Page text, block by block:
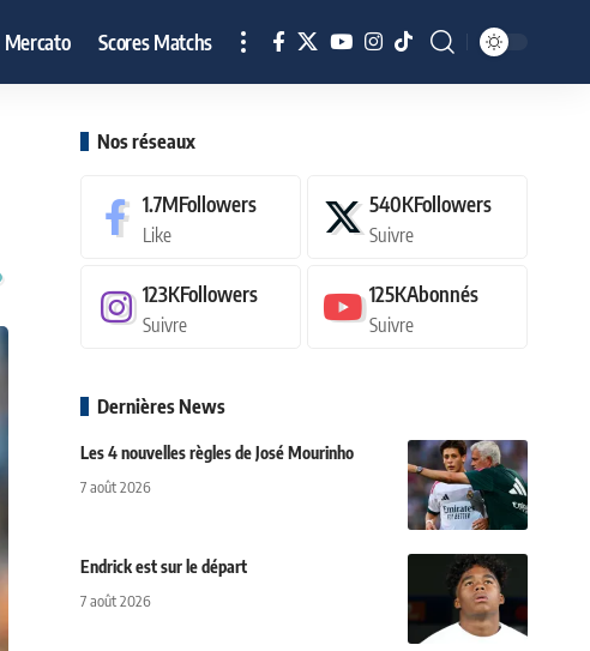
Mercato Scores Matchs
Nos réseaux
1.7MFollowers
Like
540KFollowers
Suivre
123KFollowers
Suivre
125KAbonnés
Suivre
Dernières News
Les 4 nouvelles règles de José Mourinho
7 août 2026
Endrick est sur le départ
7 août 2026